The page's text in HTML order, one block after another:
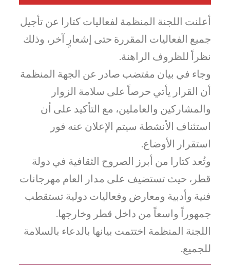
أعلنت اللجنة المنظمة لفعاليات كتارا عن تأجيل
جميع الفعاليات المقررة حتى إشعارٍ آخر، وذلك
نظراً للظروف الراهنة.
وجاء في بيان مقتضب صادر عن الجهة المنظمة
أن القرار يأتي حرصاً على سلامة الزوار
والمشاركين والعاملين، مع التأكيد على أن
استئناف الأنشطة سيتم الإعلان عنه فور
استقرار الأوضاع.
وتُعد كتارا من أبرز الصروح الثقافية في دولة
قطر، حيث تستضيف على مدار العام مهرجانات
فنية وأدبية ومعارض وفعاليات دولية تستقطب
جمهوراً واسعاً من داخل قطر وخارجها.
اللجنة المنظمة اختتمت بيانها بالدعاء بالسلامة
للجميع.